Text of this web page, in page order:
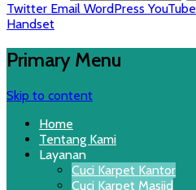
Twitter Email WordPress YouTube
Handset
Primary Menu
Skip to content
Home
Tentang Kami
Layanan
Cuci Karpet Kantor
Cuci Karpet Masjid